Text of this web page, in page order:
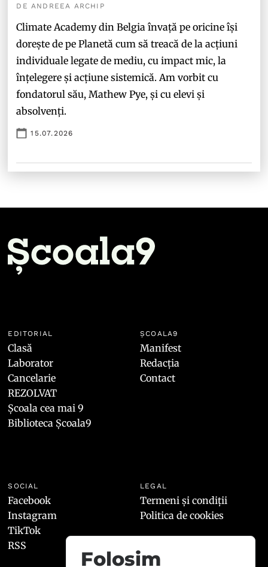
DE ANDREEA ARCHIP
Climate Academy din Belgia învață pe oricine își
dorește de pe Planetă cum să treacă de la acțiuni
individuale legate de mediu, cu impact mic, la
înțelegere și acțiune sistemică. Am vorbit cu
fondatorul său, Mathew Pye, și cu elevi și
absolvenți.
15.07.2026
EDITORIAL
Clasă
Laborator
Cancelarie
REZOLVAT
Școala cea mai 9
Biblioteca Școala9
ȘCOALA9
Manifest
Redacția
Contact
SOCIAL
Facebook
Instagram
TikTok
RSS
LEGAL
Termeni și condiții
Politica de cookies
Folosim